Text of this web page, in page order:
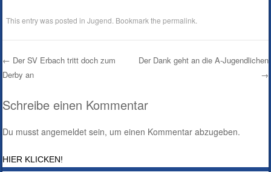
This entry was posted inJugend . Bookmark thepermalink
Post navigation
← Der SV Erbach tritt doch zum
Derby an
Der Dank geht an die A-Jugendlichen
→
Schreibe einen Kommentar
Du musstangemeldet sein, um einen Kommentar abzugeben.
HIER KLICKEN!